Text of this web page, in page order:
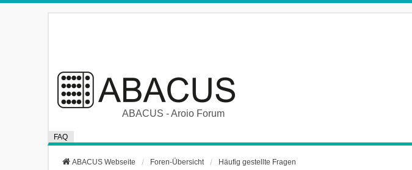
ABACUS - Aroio Forum
FAQ
ABACUS Webseite Foren-Übersicht Häufig gestellte Fragen